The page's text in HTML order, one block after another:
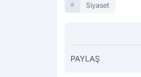
Siyaset
PAYLAŞ